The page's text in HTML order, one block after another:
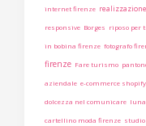
internet firenze
responsive Borges riposo per
in bobina firenze fotografo
firenze Fare turismo
aziendale e-commerce
dolcezza nel comunicare
cartellino moda firenze